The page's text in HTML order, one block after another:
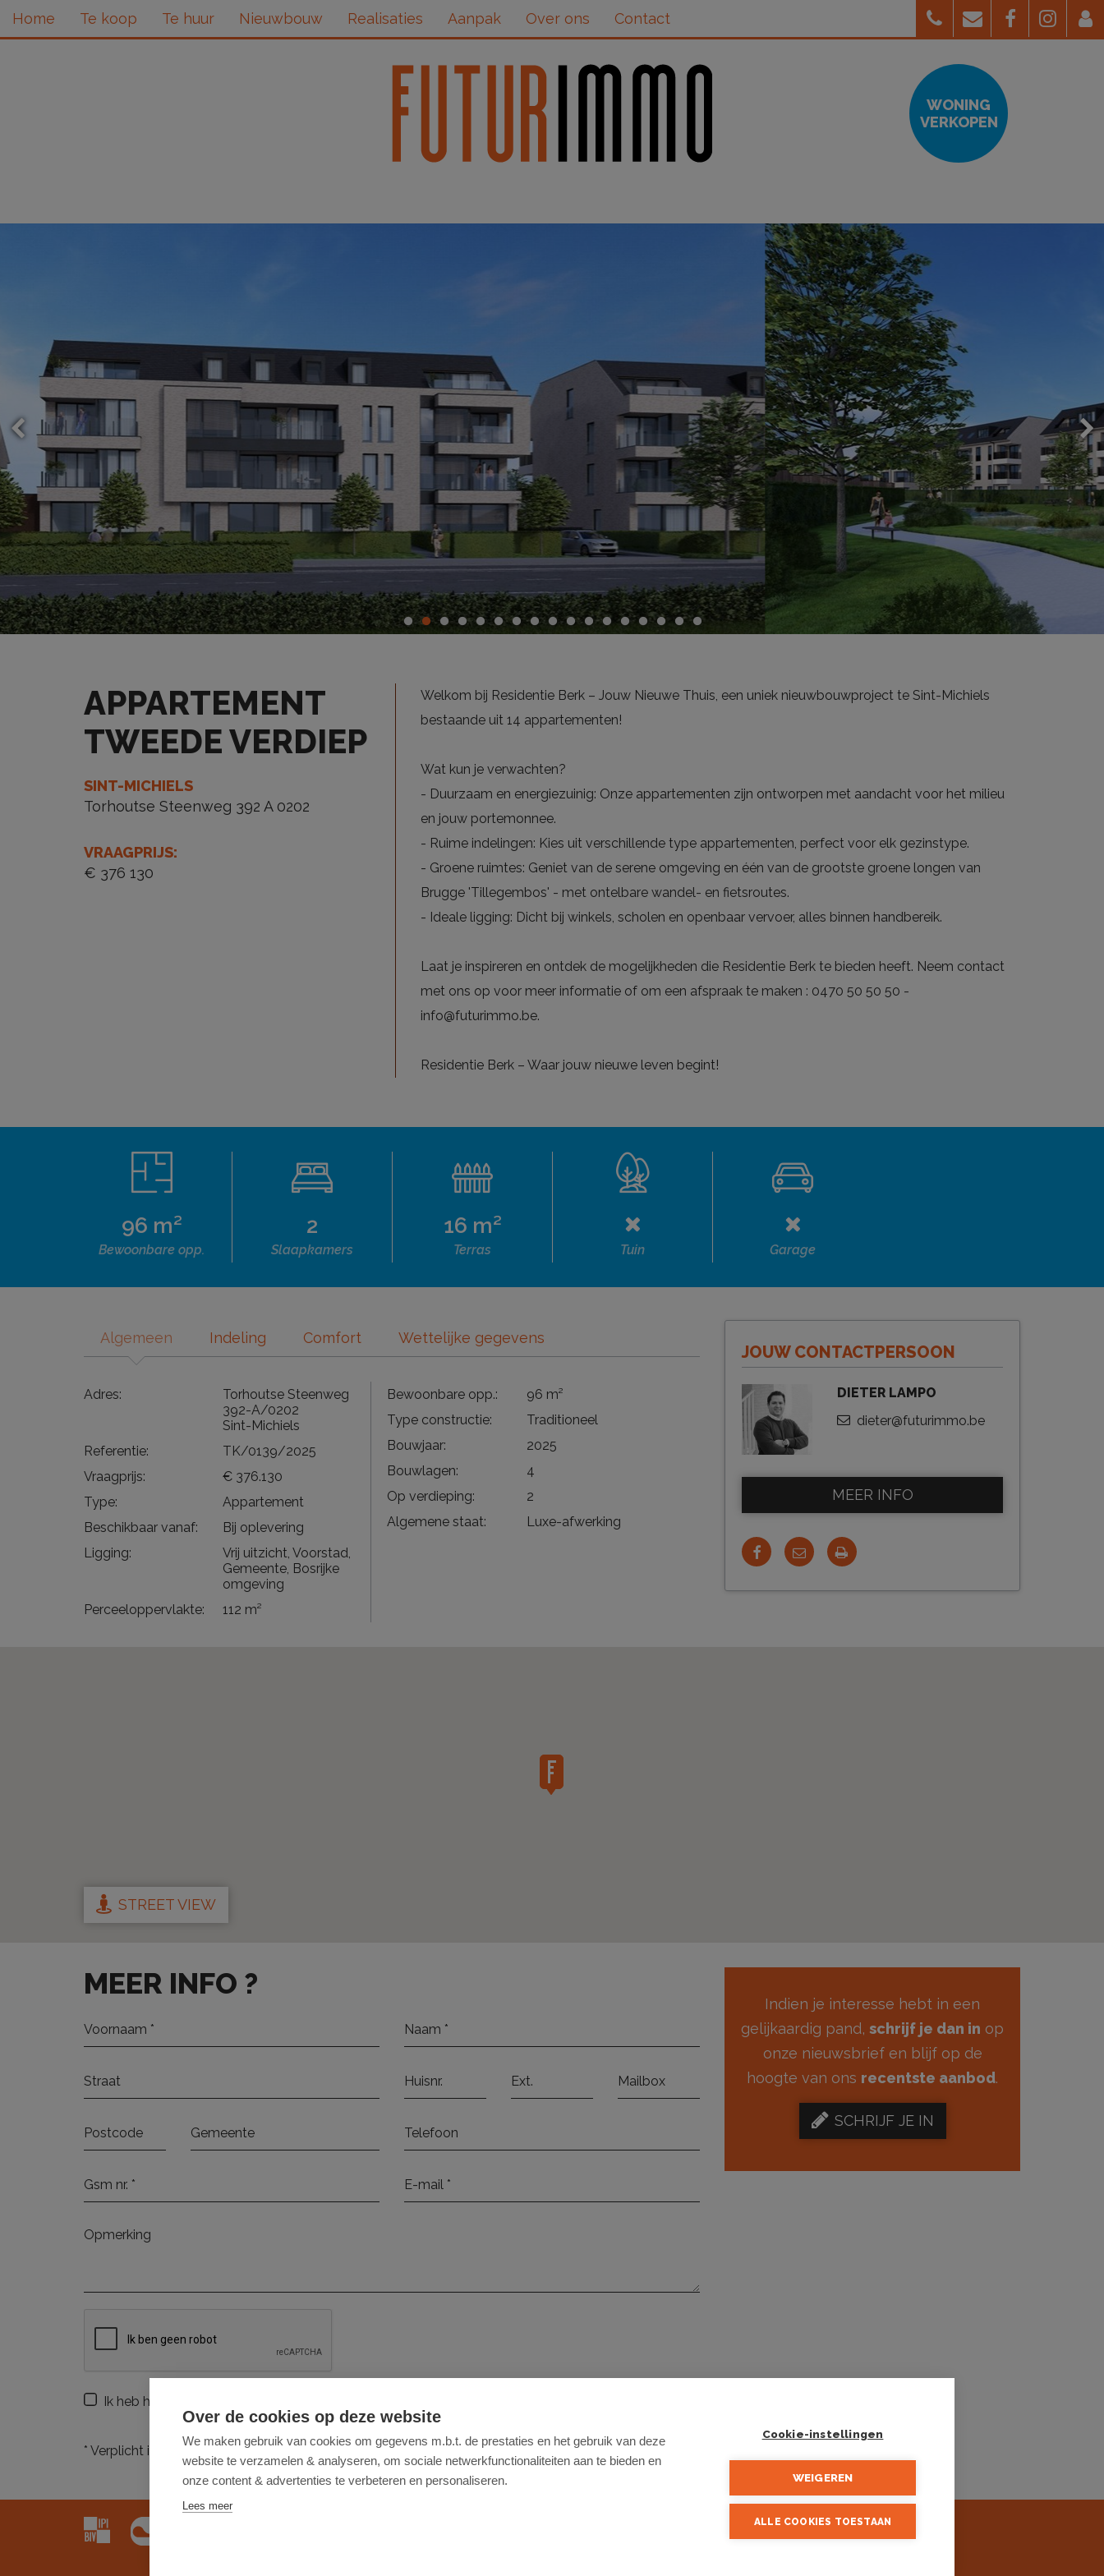
Home Te koop Te huur Nieuwbouw Realisaties Aanpak Over ons Contact
WONING
VERKOPEN
APPARTEMENT
TWEEDE VERDIEP
SINT-MICHIELS
Torhoutse Steenweg 392 A 0202
VRAAGPRIJS:
€ 376 130
Welkom bij Residentie Berk – Jouw Nieuwe Thuis, een uniek nieuwbouwproject te Sint-Michiels
bestaande uit 14 appartementen!
Wat kun je verwachten?
- Duurzaam en energiezuinig: Onze appartementen zijn ontworpen met aandacht voor het milieu
en jouw portemonnee.
- Ruime indelingen: Kies uit verschillende type appartementen, perfect voor elk gezinstype.
- Groene ruimtes: Geniet van de serene omgeving en één van de grootste groene longen van
Brugge 'Tillegembos' - met ontelbare wandel- en fietsroutes.
- Ideale ligging: Dicht bij winkels, scholen en openbaar vervoer, alles binnen handbereik.
Laat je inspireren en ontdek de mogelijkheden die Residentie Berk te bieden heeft. Neem contact
met ons op voor meer informatie of om een afspraak te maken : 0470 50 50 50 -
info@futurimmo.be.
Residentie Berk – Waar jouw nieuwe leven begint!
96 m²
Bewoonbare opp.
2
Slaapkamers
16 m²
Terras Tuin Garage
Algemeen Indeling Comfort Wettelijke gegevens
Adres:
Torhoutse Steenweg
392-A/0202
Sint-Michiels
Referentie:
TK/0139/2025
Vraagprijs:
€ 376.130
Type:
Appartement
Beschikbaar vanaf:
Bij oplevering
Ligging:
Vrij uitzicht, Voorstad,
Gemeente, Bosrijke
omgeving
Perceeloppervlakte:
112 m²
Bewoonbare opp.:
96 m²
Type constructie:
Traditioneel
Bouwjaar:
2025
Bouwlagen:
4
Op verdieping:
2
Algemene staat:
Luxe-afwerking
JOUW CONTACTPERSOON
DIETER LAMPO
dieter@futurimmo.be
MEER INFO
STREET VIEW
MEER INFO ?
Ik heb het
* Verplicht in te vullen VERSTUUR
Indien je interesse hebt in een
gelijkaardig pand, schrijf je dan in op
onze nieuwsbrief en blijf op de
hoogte van ons recentste aanbod.
SCHRIJF JE IN
Over de cookies op deze website
We maken gebruik van cookies om gegevens m.b.t. de prestaties en het gebruik van deze
website te verzamelen & analyseren, om sociale netwerkfunctionaliteiten aan te bieden en
onze content & advertenties te verbeteren en personaliseren.
Lees meer
Cookie-instellingen
WEIGEREN
ALLE COOKIES TOESTAAN